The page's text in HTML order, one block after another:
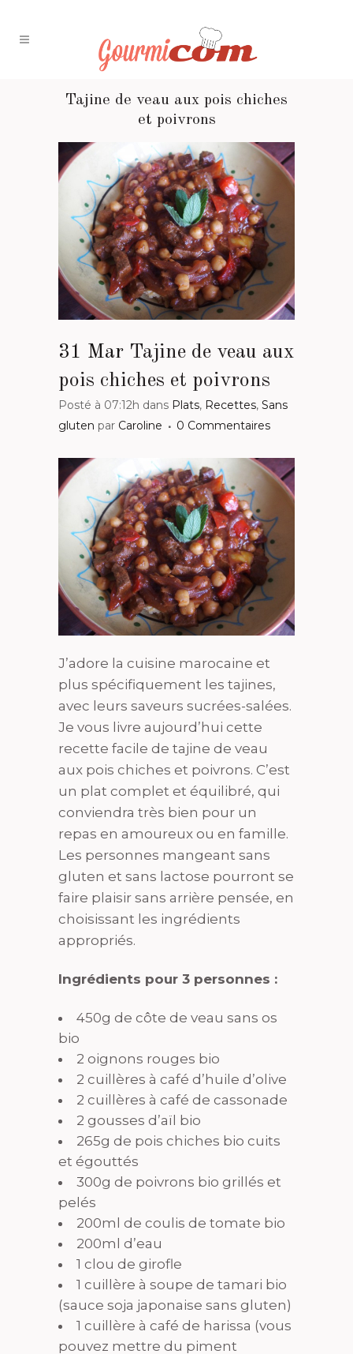
Tajine de veau aux pois chiches
et poivrons
31 Mar Tajine de veau aux
pois chiches et poivrons
Posté à 07:12h dans Plats, Recettes, Sans
gluten par Caroline 0 Commentaires
J’adore la cuisine marocaine et
plus spécifiquement les tajines,
avec leurs saveurs sucrées-salées.
Je vous livre aujourd’hui cette
recette facile de tajine de veau
aux pois chiches et poivrons. C’est
un plat complet et équilibré, qui
conviendra très bien pour un
repas en amoureux ou en famille.
Les personnes mangeant sans
gluten et sans lactose pourront se
faire plaisir sans arrière pensée, en
choisissant les ingrédients
appropriés.
Ingrédients pour 3 personnes :
450g de côte de veau sans os
bio
2 oignons rouges bio
2 cuillères à café d’huile d’olive
2 cuillères à café de cassonade
2 gousses d’aïl bio
265g de pois chiches bio cuits
et égouttés
300g de poivrons bio grillés et
pelés
200ml de coulis de tomate bio
200ml d’eau
1 clou de girofle
1 cuillère à soupe de tamari bio
(sauce soja japonaise sans gluten)
1 cuillère à café de harissa (vous
pouvez mettre du piment